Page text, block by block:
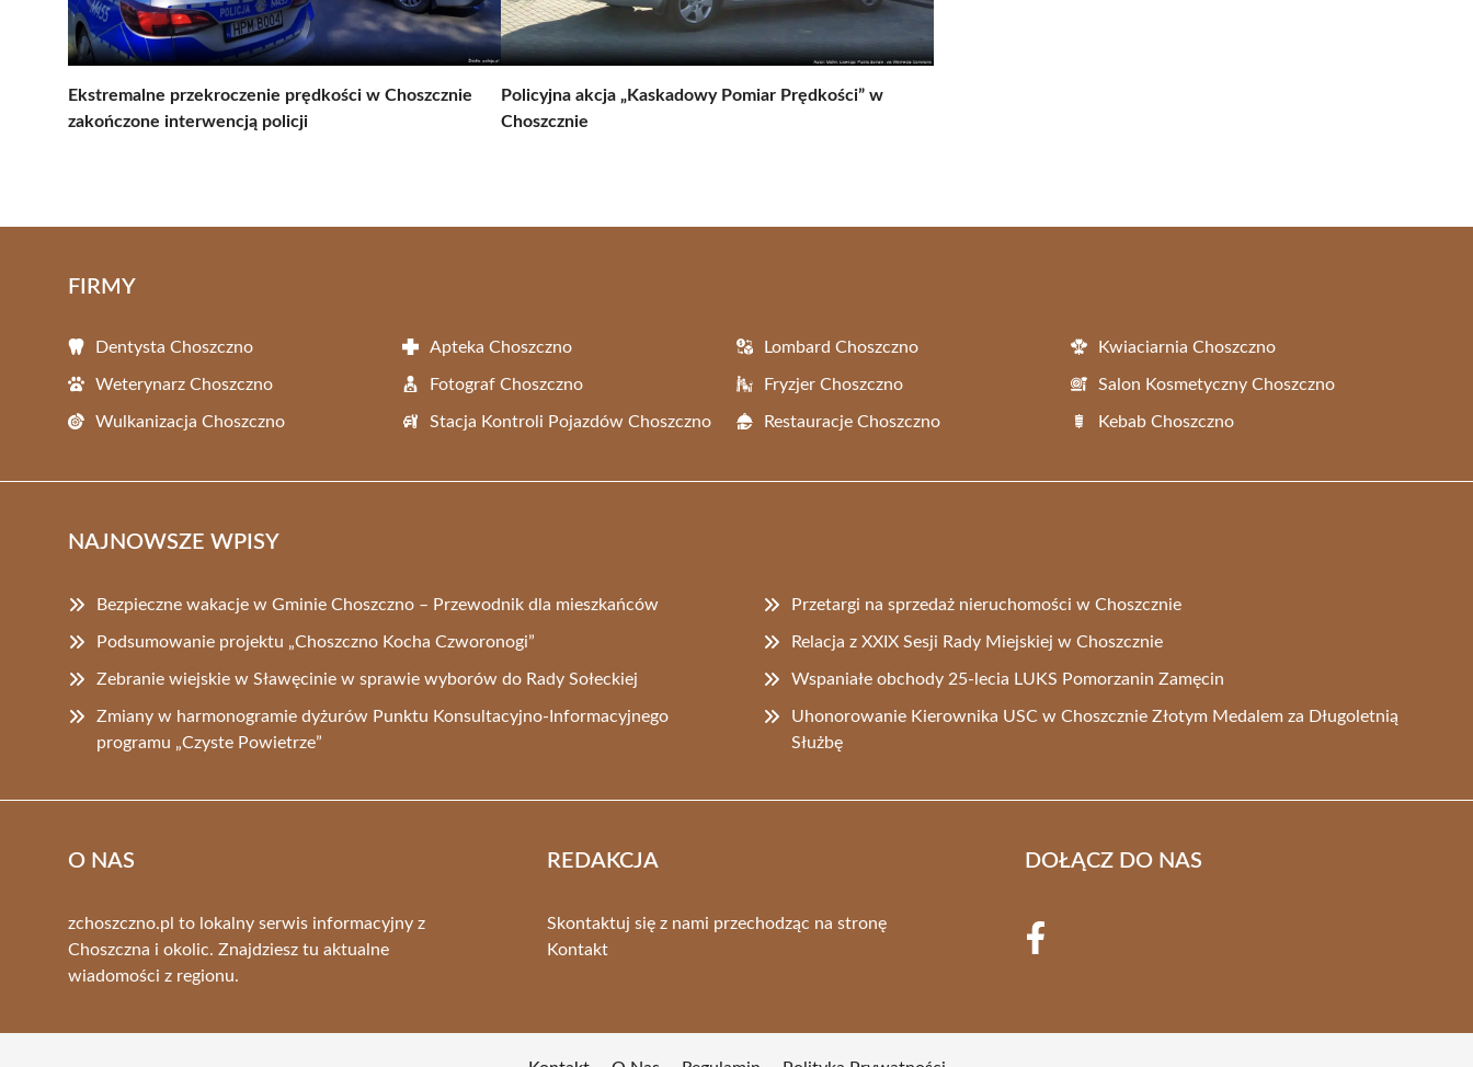
Ekstremalne przekroczenie prędkości w Choszcznie
zakończone interwencją policji
Policyjna akcja „Kaskadowy Pomiar Prędkości” w
Choszcznie
FIRMY
Dentysta Choszczno Apteka Choszczno Lombard Choszczno Kwiaciarnia Choszczno
Weterynarz Choszczno Fotograf Choszczno Fryzjer Choszczno Salon Kosmetyczny Choszczno
Wulkanizacja Choszczno Stacja Kontroli Pojazdów Choszczno Restauracje Choszczno Kebab Choszczno
NAJNOWSZE WPISY
Bezpieczne wakacje w Gminie Choszczno – Przewodnik dla mieszkańców Przetargi na sprzedaż nieruchomości w Choszcznie
Podsumowanie projektu „Choszczno Kocha Czworonogi” Relacja z XXIX Sesji Rady Miejskiej w Choszcznie
Zebranie wiejskie w Sławęcinie w sprawie wyborów do Rady Sołeckiej Wspaniałe obchody 25-lecia LUKS Pomorzanin Zamęcin
Zmiany w harmonogramie dyżurów Punktu Konsultacyjno-Informacyjnego
programu „Czyste Powietrze”
Uhonorowanie Kierownika USC w Choszcznie Złotym Medalem za Długoletnią
Służbę
O NAS
zchoszczno.pl to lokalny serwis informacyjny z
Choszczna i okolic. Znajdziesz tu aktualne
wiadomości z regionu.
REDAKCJA
Skontaktuj się z nami przechodząc na stronę
Kontakt
DOŁĄCZ DO NAS